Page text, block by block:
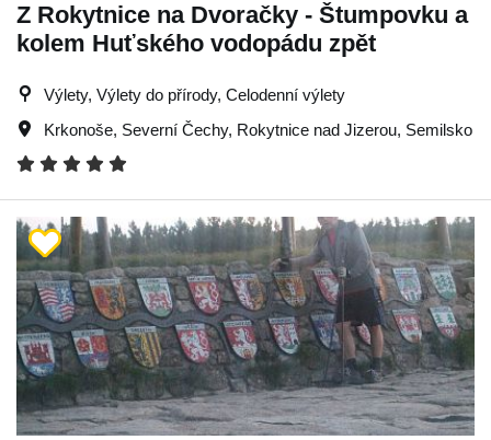
Z Rokytnice na Dvoračky - Štumpovku a
kolem Huťského vodopádu zpět
Výlety, Výlety do přírody, Celodenní výlety
Krkonoše, Severní Čechy, Rokytnice nad Jizerou, Semilsko